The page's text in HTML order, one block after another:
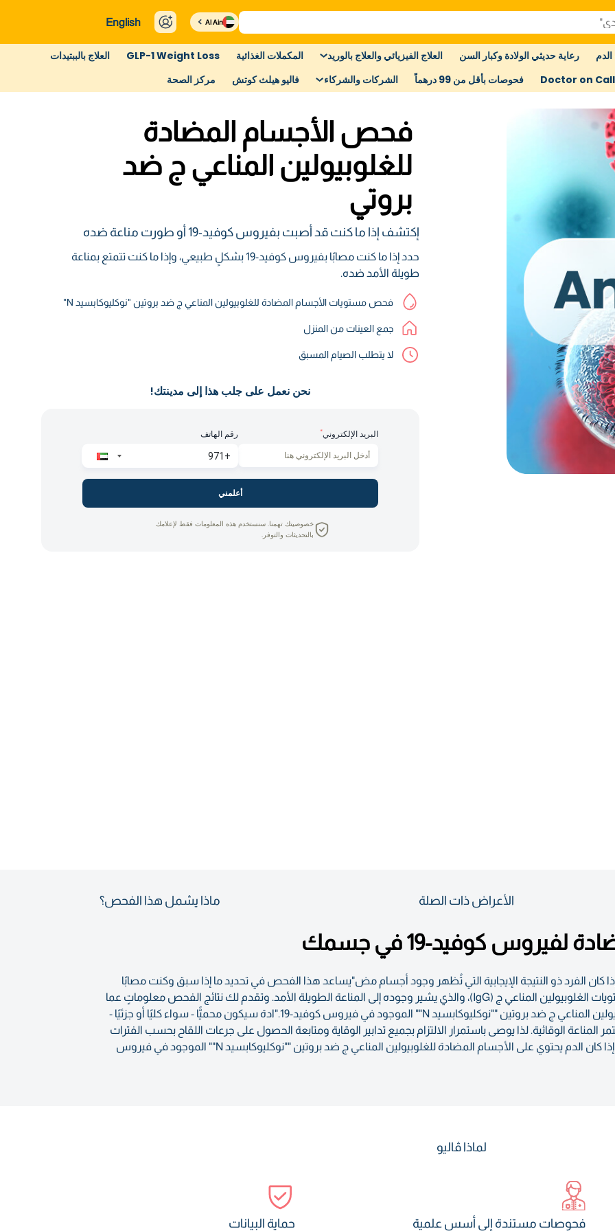
Al Ain
English
رعاية حديثي الولادة وكبار السن العلاج الفيزيائي والعلاج بالوريد المكملات الغذائية GLP-1 Weight Loss
العلاج بالببتيدات
Doctor on Call فحوصات بأقل من 99 درهماً الشركات والشركاء فاليو هيلث كوتش مركز الصحة
فحص الأجسام المضادة
للغلوبيولين المناعي ج ضد
بروتي
إكتشف إذا ما كنت قد أصبت بفيروس كوفيد-19 أو طورت مناعة ضده
حدد إذا ما كنت مصابًا بفيروس كوفيد-19 بشكلٍ طبيعي، وإذا ما كنت تتمتع بمناعة
طويلة الأمد ضده.
فحص مستويات الأجسام المضادة للغلوبيولين المناعي ج ضد بروتين "نوكليوكابسيد N"
جمع العينات من المنزل
لا يتطلب الصيام المسبق
نحن نعمل على جلب هذا إلى مدينتك!
البريد الإلكتروني* رقم الهاتف
أعلمني
خصوصيتك تهمنا. سنستخدم هذه المعلومات فقط لإعلامك
بالتحديثات والتوفر.
الأعراض ذات الصلة ماذا يشمل هذا الفحص؟
كوفيد-19 في جسمك
كان الفرد ذو النتيجة الإيجابية التي تُظهر وجود أجسام مض"يساعد هذا الفحص في تحديد ما إذا سبق وكنت مصابًا
بفيروس كوفيد-19 بشكلٍ طبيعي، ويقيس مستويات الغلوبيولين المناعي ج (IgG)، والذي يشير وجوده إلى المناعة الطويلة الأمد. وتقدم لك نتائج الفحص معلوماتٍ عما
إذا كان الدم يحتوي على الأجسام المضادة للغلوبيولين المناعي ج ضد بروتين ""نوكليوكابسيد N"" الموجود في فيروس كوفيد-19."ادة سيكون محميًّا - سواء كليًا أو جزئيًا -
الوقائية. لذا يوصى باستمرار الالتزام بجميع تدابير الوقاية ومتابعة الحصول على جرعات اللقاح بحسب الفترات
المحددة. وتقدم لك نتائج الفحص معلوماتٍ عما إذا كان الدم يحتوي على الأجسام المضادة للغلوبيولين المناعي ج ضد بروتين ""نوكليوكابسيد N"" الموجود في فيروس
لماذا ڤاليو
فحوصات مستندة إلى أسس علمية حماية البيانات